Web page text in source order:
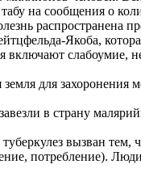
на сообщения о
распространена
Якоба,
слабоумие,
для
в страну
вызван
потребление).